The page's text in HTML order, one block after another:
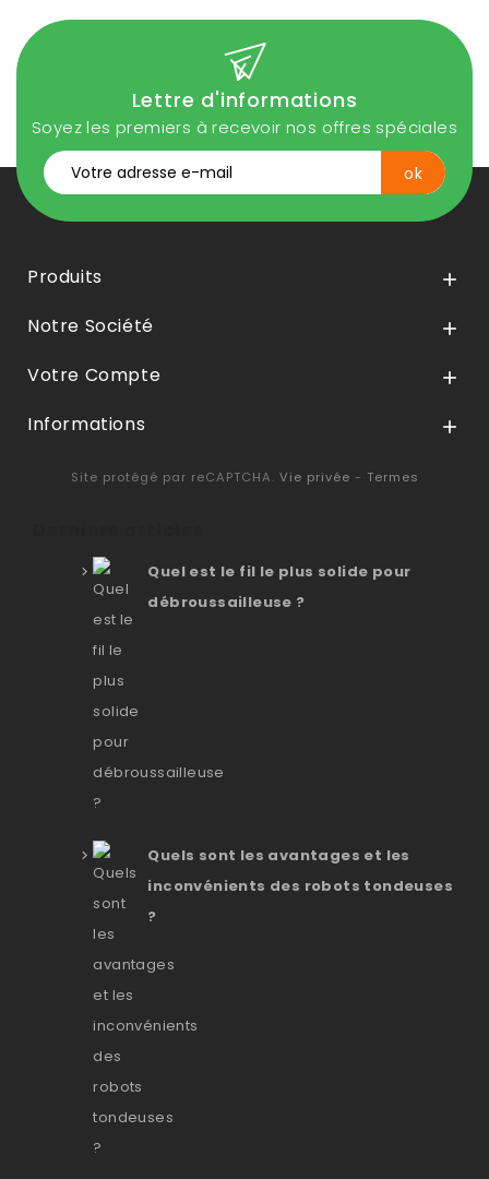
Lettre d'informations
Soyez les premiers à recevoir nos offres spéciales
Produits 
Notre Société 
Votre Compte 
Informations 
Site protégé par reCAPTCHA. Vie privée - Termes
Quel est le fil le plus solide pour
débroussailleuse ?
Quels sont les avantages et les
inconvénients des robots tondeuses
?